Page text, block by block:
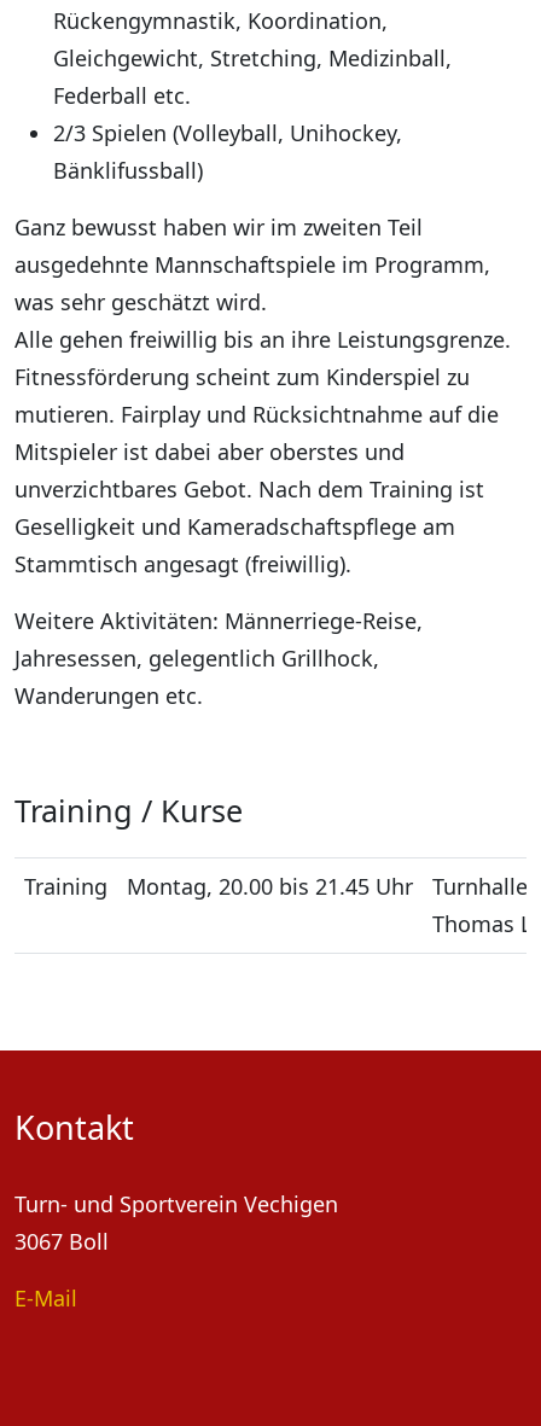
Rückengymnastik, Koordination,
Gleichgewicht, Stretching, Medizinball,
Federball etc.
2/3 Spielen (Volleyball, Unihockey,
Bänklifussball)
Ganz bewusst haben wir im zweiten Teil
ausgedehnte Mannschaftspiele im Programm,
was sehr geschätzt wird.
Alle gehen freiwillig bis an ihre Leistungsgrenze.
Fitnessförderung scheint zum Kinderspiel zu
mutieren. Fairplay und Rücksichtnahme auf die
Mitspieler ist dabei aber oberstes und
unverzichtbares Gebot. Nach dem Training ist
Geselligkeit und Kameradschaftspflege am
Stammtisch angesagt (freiwillig).
Weitere Aktivitäten: Männerriege-Reise,
Jahresessen, gelegentlich Grillhock,
Wanderungen etc.
Training / Kurse
Training Montag, 20.00 bis 21.45 Uhr
Turnhalle
Thomas
Kontakt
Turn- und Sportverein Vechigen
3067 Boll
E-Mail